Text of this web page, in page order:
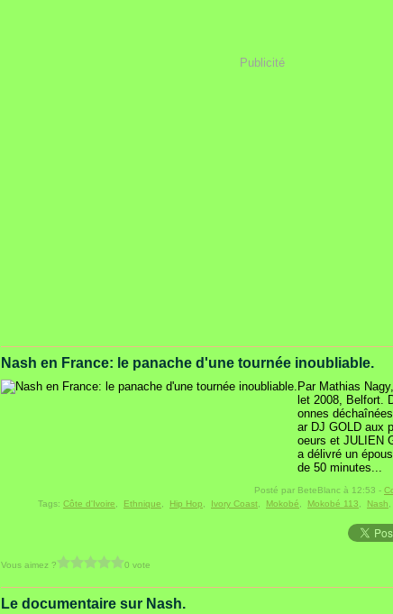
Publicité
Nash en France: le panache d'une tournée inoubliable.
Par Mathias
let 2008, Belfort.
onnes
ar DJ GOLD aux
oeurs et JULIEN
a délivré un
de 50 minutes...
Posté par BeteBlanc à 12:53 -
Tags: Côte d'Ivoire Ethnique Hip Hop Ivory Coast Mokobé Mokobé 113 Nash
Vous aimez ? 0 vote
Le documentaire sur Nash.